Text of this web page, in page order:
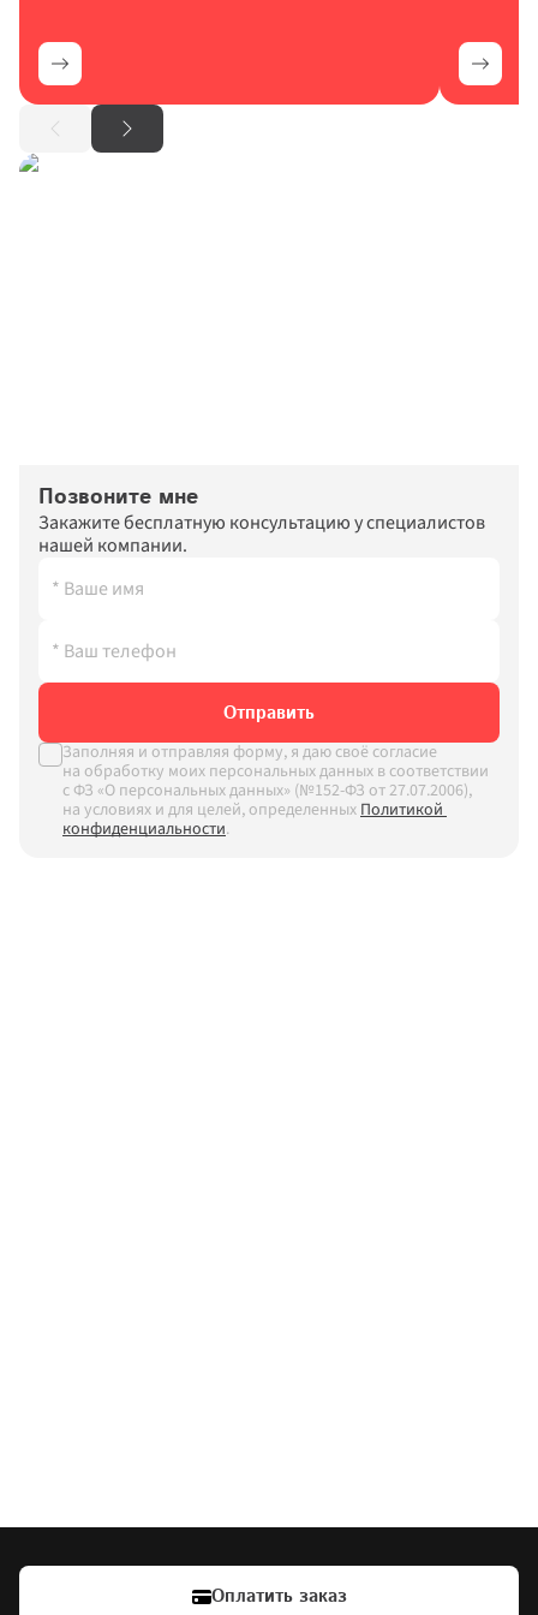
Позвоните мне
Закажите бесплатную консультацию у специалистов
нашей компании.
Отправить
Заполняя и отправляя форму, я даю своё согласие
на обработку моих персональных данных в соответствии
с ФЗ «О персональных данных» (№152-ФЗ от 27.07.2006),
на условиях и для целей, определенныхПолитикой
конфиденциальности.
Оплатить заказ